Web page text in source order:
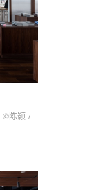
©陈颢 /